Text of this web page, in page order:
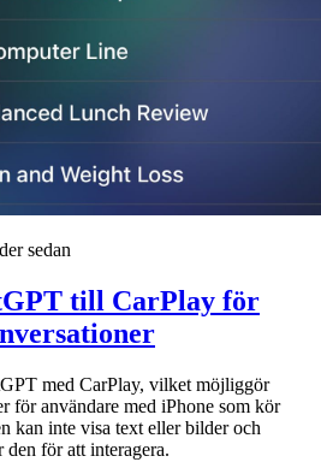
sedan
till CarPlay för
med CarPlay, vilket möjliggör
för användare med iPhone som kör
kan inte visa text eller bilder och
den för att interagera.